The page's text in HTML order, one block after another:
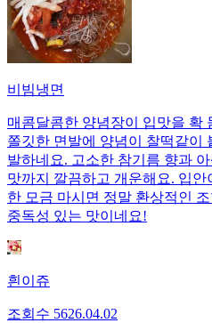
비빔냉면
매콤달콤한 양념장이 입맛을 확
쫄깃한 면발에 양념이 찰떡같이
발하네요. 고소한 참기름 향과
맛까지 깔끔하고 개운해요. 입
한 모금 마시면 정말 환상적인
중독성 있는 맛이네요!
흰이쥬
조회수 5626.04.02